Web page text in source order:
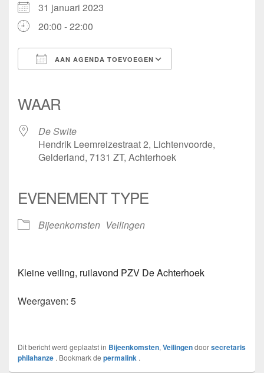
31 januari 2023
20:00 - 22:00
AAN AGENDA TOEVOEGEN
WAAR
De Swite
Hendrik Leemreizestraat 2, Lichtenvoorde,
Gelderland, 7131 ZT, Achterhoek
EVENEMENT TYPE
Bijeenkomsten Veilingen
Kleine veiling, ruilavond PZV De Achterhoek
Weergaven: 5
Dit bericht werd geplaatst in Bijeenkomsten, Veilingendoorsecretaris
philahanze . Bookmark de permalink .